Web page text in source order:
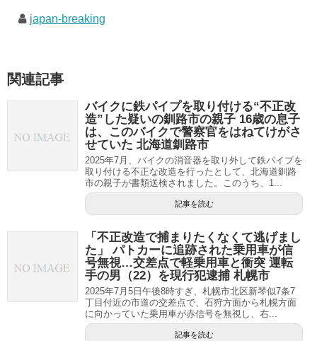
japan-breaking
関連記事
バイクに鉄パイプを取り付ける“不正改
造”した疑いの釧路市の親子 16歳の息子
は、このバイクで警察官をはねてけがさ
せていた 北海道釧路市
2025年7月、バイクの消音器を取り外して鉄パイプを
取り付ける不正な改造を行ったとして、北海道釧路
市の親子が書類送検されました。このうち、1...
記事を読む
「不正改造で捕まりたくなくて逃げまし
た」 パトカーに追跡された乗用車が信
号無視…交差点で軽乗用車と衝突 運転
手の男（22）を現行犯逮捕 札幌市
2025年7月5日午後8時すぎ、札幌市北区新琴似7条7
丁目付近の市道の交差点で、石狩方面から札幌方面
に向かっていた乗用車が赤信号を無視し、右...
記事を読む